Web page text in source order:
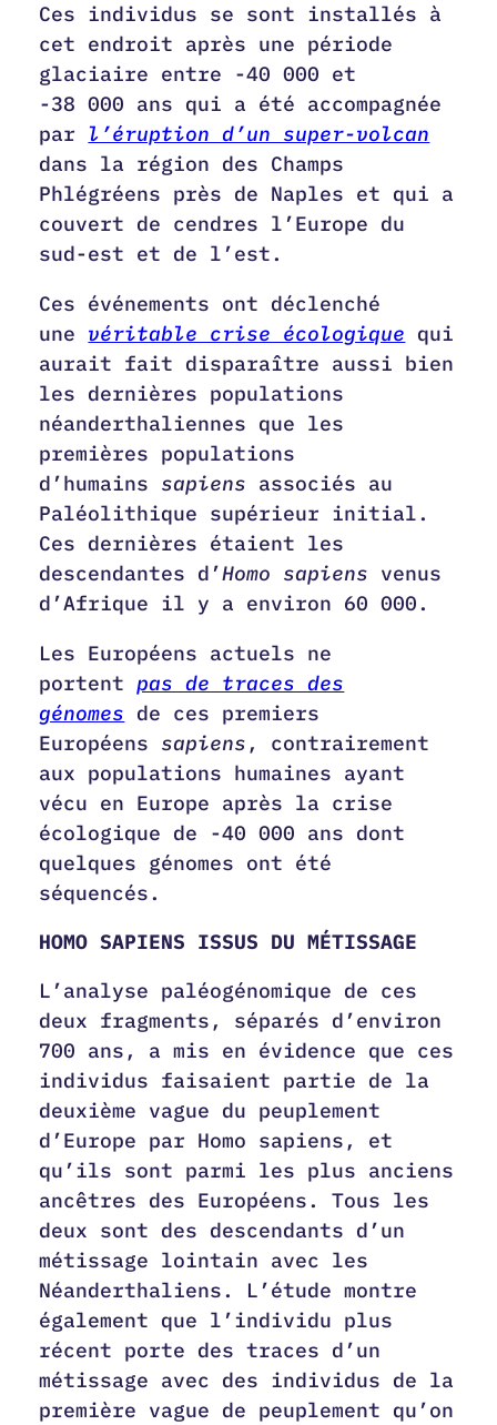
Ces individus se sont installés à
cet endroit après une période
glaciaire entre -40 000 et
-38 000 ans qui a été accompagnée
par l’éruption d’un super-volcan
dans la région des Champs
Phlégréens près de Naples et qui a
couvert de cendres l’Europe du
sud-est et de l’est.
Ces événements ont déclenché
une véritable crise écologique qui
aurait fait disparaître aussi bien
les dernières populations
néanderthaliennes que les
premières populations
d’humains sapiens associés au
Paléolithique supérieur initial.
Ces dernières étaient les
descendantes d’Homo sapiens venus
d’Afrique il y a environ 60 000.
Les Européens actuels ne
portentpas de traces des
génomes de ces premiers
Européens sapiens , contrairement
aux populations humaines ayant
vécu en Europe après la crise
écologique de -40 000 ans dont
quelques génomes ont été
séquencés.
HOMO SAPIENS ISSUS DU MÉTISSAGE
L’analyse paléogénomique de ces
deux fragments, séparés d’environ
700 ans, a mis en évidence que ces
individus faisaient partie de la
deuxième vague du peuplement
d’Europe par Homo sapiens, et
qu’ils sont parmi les plus anciens
ancêtres des Européens. Tous les
deux sont des descendants d’un
métissage lointain avec les
Néanderthaliens. L’étude montre
également que l’individu plus
récent porte des traces d’un
métissage avec des individus de la
première vague de peuplement qu’on